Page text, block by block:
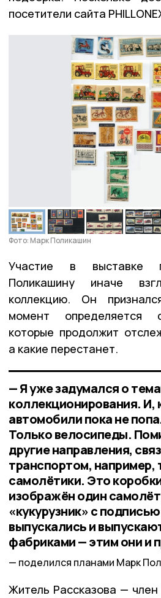
посетители сайта
Фото: Марк Поликашин
Участие в выставке
Поликашину иначе
коллекцию. Он
момент определяется
которые продолжит
а какие перестанет.
— Я уже задумался о
коллекционирования. И,
автомобили пока не
Только велосипеды.
другие направления,
транспортом, например,
самолётики. Это
изображён один
«кукурузник» с
выпускались и
фабриками — этим они и
поделился планами Марк
Житель Рассказова — член